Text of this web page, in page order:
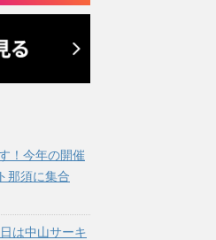
！今年の開催
那須に集合
は中山サーキ